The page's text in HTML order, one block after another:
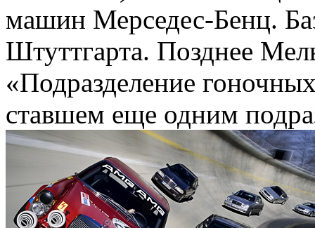
машин Мерседес-Бенц.
Штуттгарта. Позднее
«Подразделение
ставшем еще одним